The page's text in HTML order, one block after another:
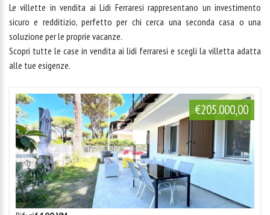
Le villette in vendita ai Lidi Ferraresi rappresentano un investimento
sicuro e redditizio, perfetto per chi cerca una seconda casa o una
soluzione per le proprie vacanze.
Scopri tutte le case in vendita ai lidi ferraresi e scegli la villetta adatta
alle tue esigenze.
€205.000,00